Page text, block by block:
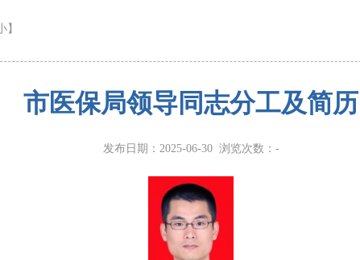
】
市医保局领导同志分工及简历
发布日期：2025-06-30 浏览次数： -